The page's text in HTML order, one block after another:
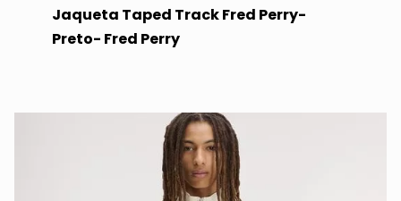
Jaqueta Taped Track Fred Perry-
Preto- Fred Perry